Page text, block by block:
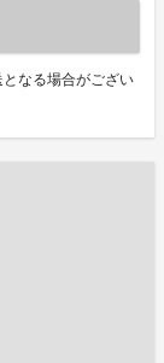
なる場合がござい